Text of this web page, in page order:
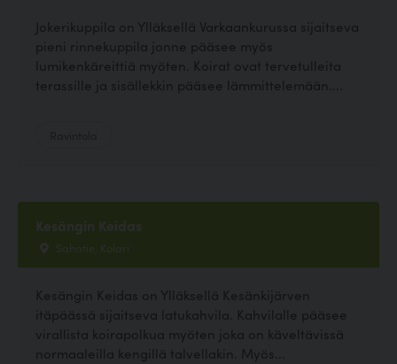
Jokerikuppila on Ylläksellä Varkaankurussa sijaitseva
pieni rinnekuppila jonne pääsee myös
lumikenkäreittiä myöten. Koirat ovat tervetulleita
terassille ja sisällekkin pääsee lämmittelemään....
Kesängin Keidas
Sahatie, Kolari
Kesängin Keidas on Ylläksellä Kesänkijärven
itäpäässä sijaitseva latukahvila. Kahvilalle pääsee
virallista koirapolkua myöten joka on käveltävissä
normaaleilla kengillä talvellakin. Myös...